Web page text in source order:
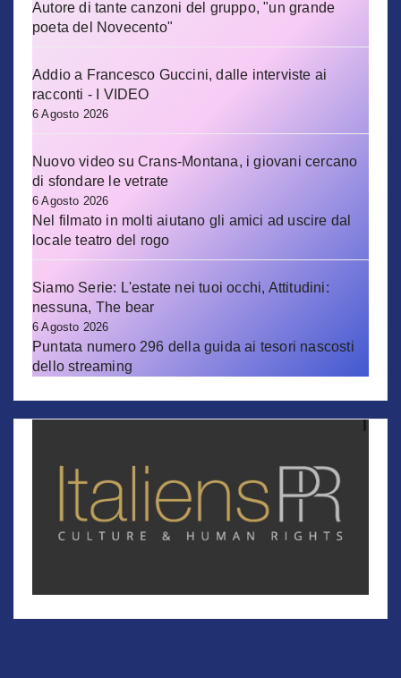
Autore di tante canzoni del gruppo, "un grande
poeta del Novecento"
Addio a Francesco Guccini, dalle interviste ai
racconti - I VIDEO
6 Agosto 2026
Nuovo video su Crans-Montana, i giovani cercano
di sfondare le vetrate
6 Agosto 2026
Nel filmato in molti aiutano gli amici ad uscire dal
locale teatro del rogo
Siamo Serie: L'estate nei tuoi occhi, Attitudini:
nessuna, The bear
6 Agosto 2026
Puntata numero 296 della guida ai tesori nascosti
dello streaming